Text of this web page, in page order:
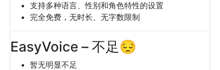
支持多种语言、性别和角色特性的设置
完全免费，无时长、无字数限制
EasyVoice – 不足😔
暂无明显不足